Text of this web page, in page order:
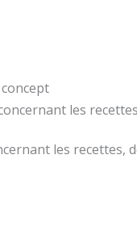
les
les recettes,